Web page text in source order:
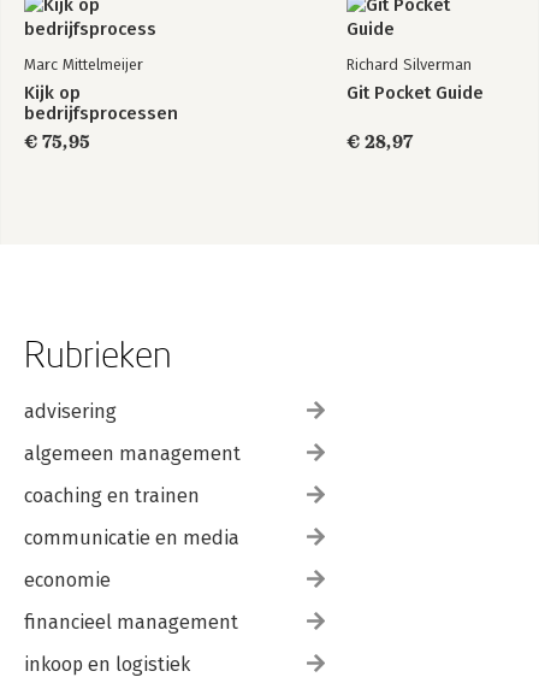
Marc Mittelmeijer
Kijk op
bedrijfsprocessen
€ 75,95
Richard Silverman
Git Pocket Guide
€ 28,97
Rubrieken
advisering
algemeen management
coaching en trainen
communicatie en media
economie
financieel management
inkoop en logistiek